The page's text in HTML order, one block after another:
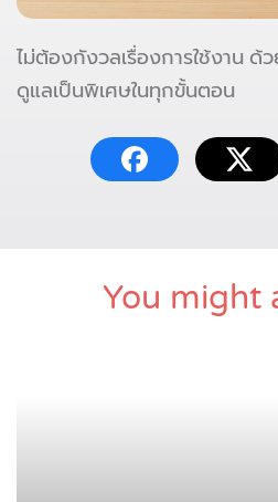
ไม่ต้องกังวลเรื่องการใช้งาน
ดูแลเป็นพิเศษในทุกขั้นตอน
You might